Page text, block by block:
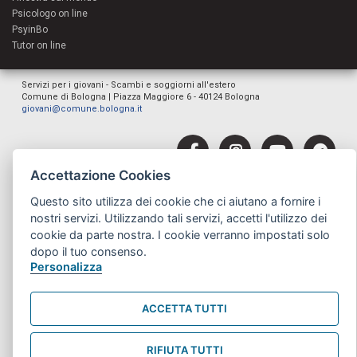
Psicologo on line
PsyinBo
Tutor on line
Servizi per i giovani - Scambi e soggiorni all'estero
Comune di Bologna | Piazza Maggiore 6 - 40124 Bologna
giovani@comune.bologna.it
Accettazione Cookies
Questo sito utilizza dei cookie che ci aiutano a fornire i
nostri servizi. Utilizzando tali servizi, accetti l'utilizzo dei
cookie da parte nostra. I cookie verranno impostati solo
dopo il tuo consenso.
Personalizza
ACCETTA TUTTI
RIFIUTA TUTTI